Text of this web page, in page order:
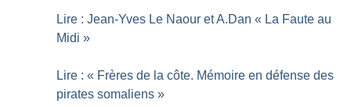
Lire : Jean-Yves Le Naour et A.Dan « La Faute au
Midi »
Lire : « Frères de la côte. Mémoire en défense des
pirates somaliens »